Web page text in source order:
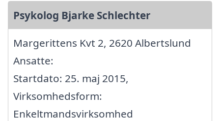
Psykolog Bjarke Schlechter
Margerittens Kvt 2, 2620 Albertslund
Ansatte:
Startdato: 25. maj 2015,
Virksomhedsform:
Enkeltmandsvirksomhed